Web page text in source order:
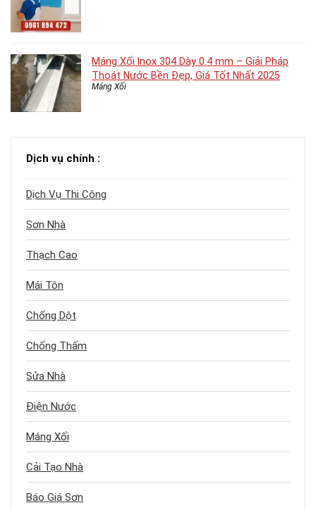
Máng Xối Inox 304 Dày 0.4 mm – Giải Pháp
Thoát Nước Bền Đẹp, Giá Tốt Nhất 2025
Máng Xối
Dịch vụ chính :
Dịch Vụ Thi Công
Sơn Nhà
Thạch Cao
Mái Tôn
Chống Dột
Chống Thấm
Sửa Nhà
Điện Nước
Máng Xối
Cải Tạo Nhà
Báo Giá Sơn